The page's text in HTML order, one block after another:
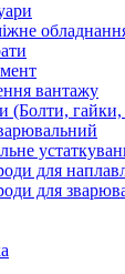
вантажу
(Болти,
для
для